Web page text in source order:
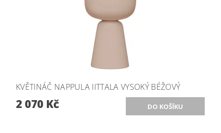
KVĚTINÁČ NAPPULA IITTALA VYSOKÝ BÉŽOVÝ
2 070 Kč